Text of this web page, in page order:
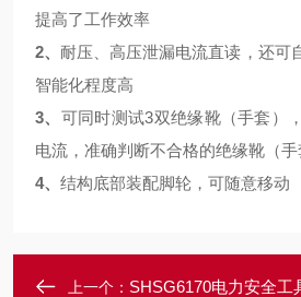
提高了工作效率
2、 耐压、高压泄漏电流直读，还可
智能化程度高
3、 可同时测试3双绝缘靴（手套）
电流，准确判断不合格的绝缘靴（手
4、 结构底部装配脚轮，可随意移动
上一个： SHSG6170电力安全工具